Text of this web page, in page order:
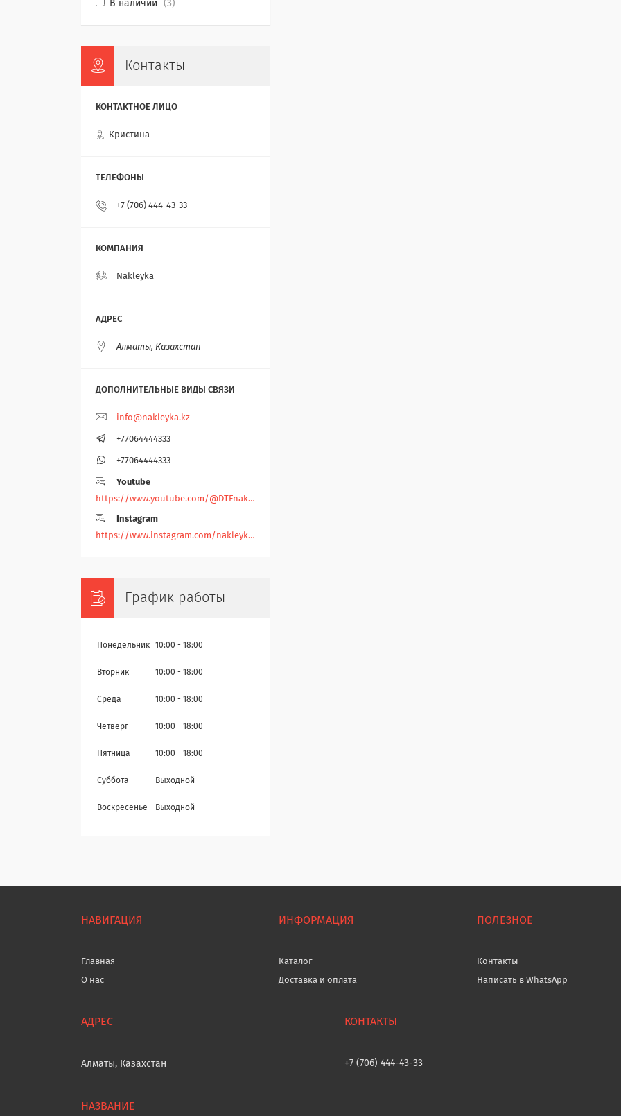
В наличии 3
Контакты
Кристина
+7 (706) 444-43-33
Nakleyka
Алматы, Казахстан
info@nakleyka.kz
+77064444333
+77064444333
Youtube
https://www.youtube.com/@DTFnakleyka
Instagram
https://www.instagram.com/nakleyka/
График работы
Понедельник 10:00 18:00
Вторник 10:00 18:00
Среда 10:00 18:00
Четверг 10:00 18:00
Пятница 10:00 18:00
Суббота Выходной
Воскресенье Выходной
НАВИГАЦИЯ
Главная
О нас
ИНФОРМАЦИЯ
Каталог
Доставка и оплата
ПОЛЕЗНОЕ
Контакты
Написать в WhatsApp
Алматы, Казахстан +7 (706) 444-43-33